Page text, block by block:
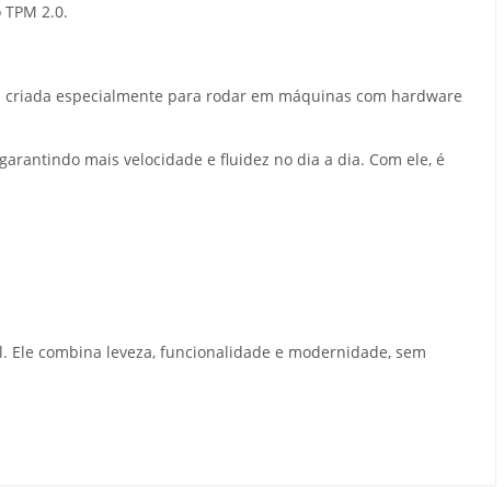
2.0.
especialmente para rodar em máquinas com hardware
mais velocidade e fluidez no dia a dia. Com ele, é
Ele combina leveza, funcionalidade e modernidade, sem